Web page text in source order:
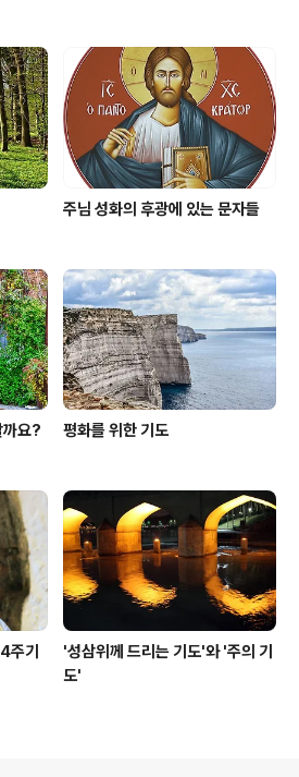
주님 성화의 후광에 있는 문자들
까요? 평화를 위한 기도
주기
'성삼위께 드리는 기도'와 '주의 기
도'